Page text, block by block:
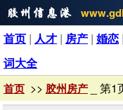
首页 | 人才 | 房产 | 婚恋 |
词大全
首页 >> 胶州房产 _ 第